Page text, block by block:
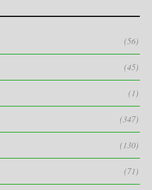
(56)
(45)
(1)
(347)
(130)
(71)